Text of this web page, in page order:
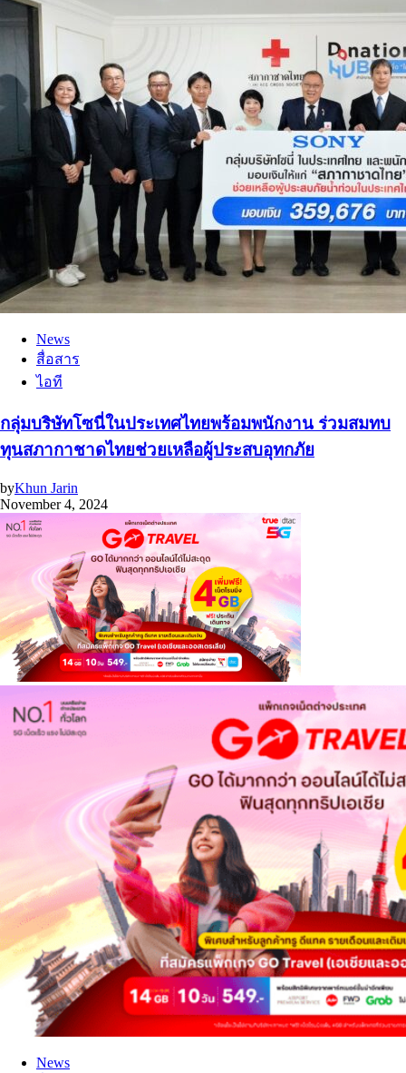
News
สื่อสาร
ไอที
กลุ่มบริษัทโซนี่ในประเทศไทยพร้อมพนักงาน ร่วมสมทบ
ทุนสภากาชาดไทยช่วยเหลือผู้ประสบอุทกภัย
byKhun Jarin
November 4, 2024
News